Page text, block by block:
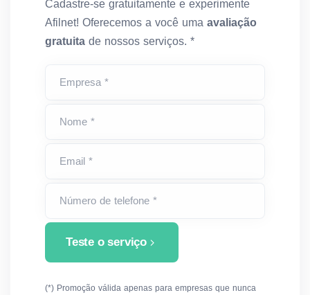
Cadastre-se gratuitamente e experimente
Afilnet! Oferecemos a você uma avaliação
gratuita de nossos serviços. *
Empresa *
Nome *
Email *
Número de telefone *
Teste o serviço
(*) Promoção válida apenas para empresas que nunca